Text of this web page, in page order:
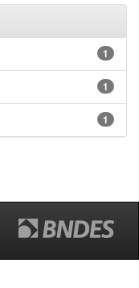
1
1
1